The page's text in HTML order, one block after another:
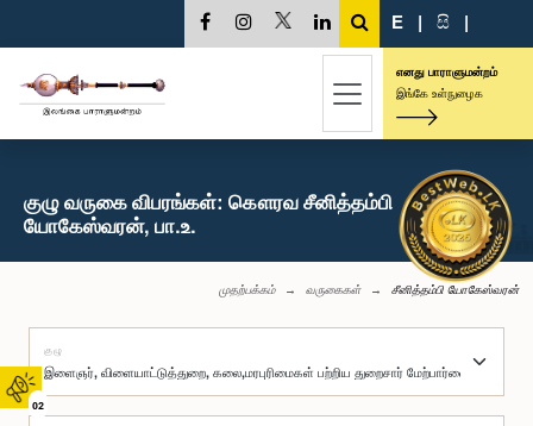
02
E | සි |
எனது பாராளுமன்றம்
இங்கே உள்நுழைக
குழு வருகை விபரங்கள்: கௌரவ சீனித்தம்பி
யோகேஸ்வரன், பா.உ.
முதற்பக்கம் வருகைகள் சீனித்தம்பி யோகேஸ்வரன்
குழு